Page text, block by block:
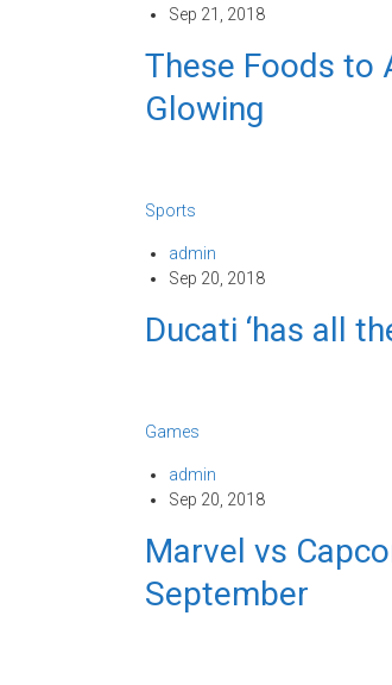
Sep 21, 2018
These Foods to
Glowing
Sports
admin
Sep 20, 2018
Ducati ‘has all
Games
admin
Sep 20, 2018
Marvel vs
September